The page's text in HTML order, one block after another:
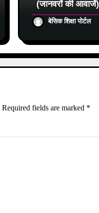
(जानवरों की आवाजें)
बेसिक शिक्षा पोर्टल
Required fields are marked *